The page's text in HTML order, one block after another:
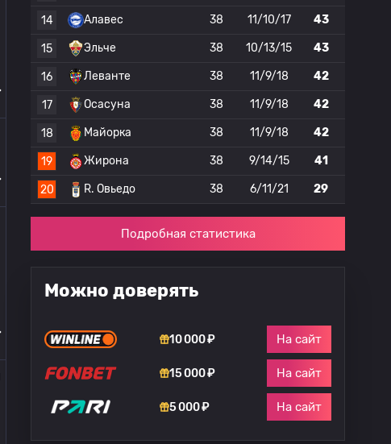
14 Алавес 38 11/10/17 43
15 Эльче 38 10/13/15 43
16 Леванте 38 11/9/18 42
17 Осасуна 38 11/9/18 42
18 Майорка 38 11/9/18 42
19 Жирона 38 9/14/15 41
20 R. Овьедо 38 6/11/21 29
Подробная статистика
Можно доверять
10 000 ₽ На сайт
15 000 ₽ На сайт
5 000 ₽ На сайт